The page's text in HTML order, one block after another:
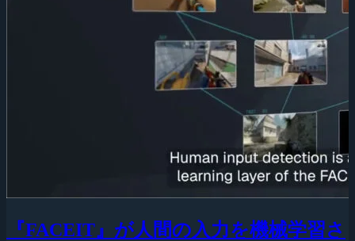
『FACEIT』が人間の入力を機械学習さ